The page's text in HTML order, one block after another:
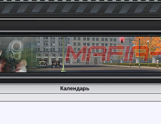
Календарь